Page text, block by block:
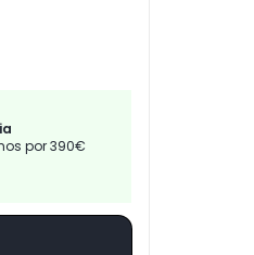
por 390€